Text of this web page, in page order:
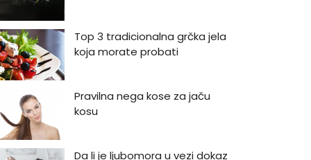
Top 3 tradicionalna grčka jela
koja morate probati
Pravilna nega kose za jaču
kosu
Da li je ljubomora u vezi dokaz